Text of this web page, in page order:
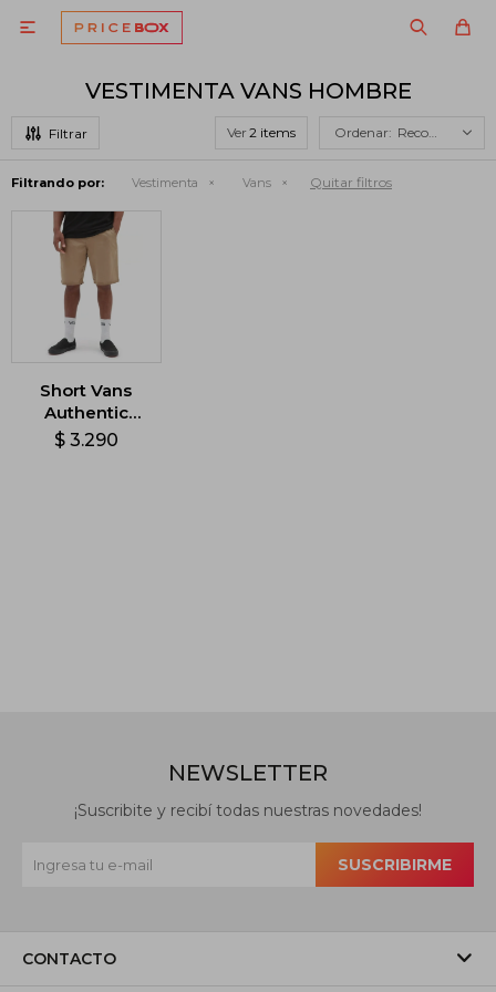

VESTIMENTA VANS HOMBRE
Ver Recomendados
Filtrando por: Vestimenta Vans Quitar filtros
Short Vans
Authentic
Chino - Dirt
$ 3.290
CONTACTO
NEWSLETTER
¡Suscribite y recibí todas nuestras novedades!
SUSCRIBIRME